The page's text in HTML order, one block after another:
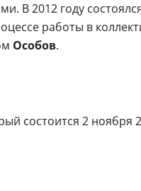
В 2012 году
работы в
Особов.
состоится 2 ноября